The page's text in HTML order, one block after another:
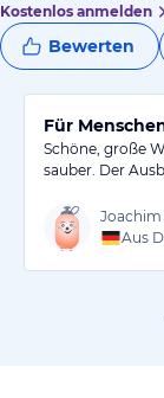
Kostenlos anmelden
Bewerten
Für
Schöne, große
sauber. Der
Joachim
Aus